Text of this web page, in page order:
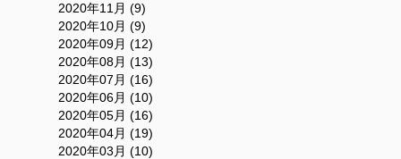
2020年11月 (9)
2020年10月 (9)
2020年09月 (12)
2020年08月 (13)
2020年07月 (16)
2020年06月 (10)
2020年05月 (16)
2020年04月 (19)
2020年03月 (10)